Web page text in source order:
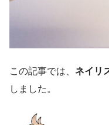
この記事では、 ネイリ
しました。